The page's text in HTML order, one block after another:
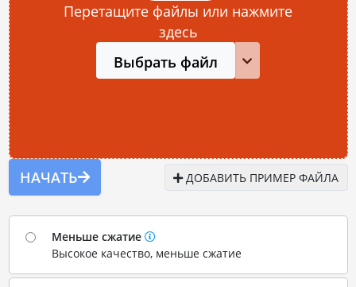
Перетащите файлы или нажмите
здесь
Выбрать файл
НАЧАТЬ ДОБАВИТЬ ПРИМЕР ФАЙЛА
Меньше сжатие
Высокое качество, меньше сжатие